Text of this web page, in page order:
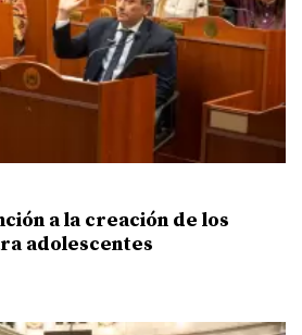
a la creación de los
adolescentes